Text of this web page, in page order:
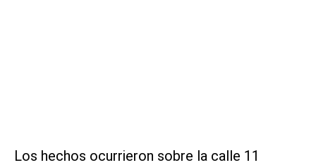
Los hechos ocurrieron sobre la calle 11